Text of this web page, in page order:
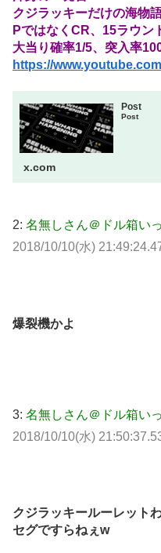
クジラッキーだけの海物
PではなくCR、15ラウン
大当り確率1/5、突入率
https://
Post
Post
x.com
2: 名無しさん＠ドル箱い
2018/10/10(水)
爆裂機かよ
3: 名無しさん＠ドル箱い
2018/10/10(水)
クジラッキールーレット
セグですらねぇw